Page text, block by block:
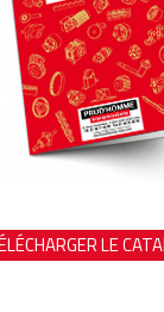
LE